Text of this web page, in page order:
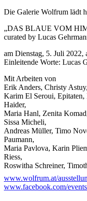
Die Galerie Wolfrum lädt
„DAS BLAUE VOM
curated by Lucas
am Dienstag, 5. Juli 2022,
Einleitende Worte: Lucas
Mit Arbeiten von
Erik Anders, Christy
Karim El Seroui, Epitaten,
Haider,
Maria Hanl, Zenita
Sissa Micheli,
Andreas Müller, Timo
Paumann,
Maria Pavlova, Karin
Riess,
Roswitha Schreiner,
Schon immer fiel es uns
auseinanderzuhalten.
www.wolfrum.at/
www.facebook.com/